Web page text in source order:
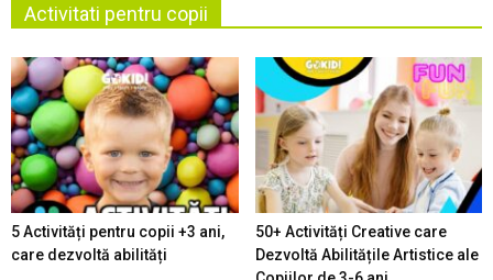
Activitati pentru copii
5 Activități pentru copii +3 ani,
care dezvoltă abilități
50+ Activități Creative care
Dezvoltă Abilitățile Artistice ale